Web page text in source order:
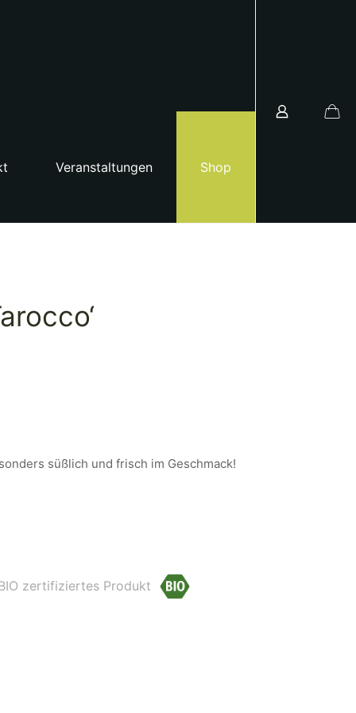
Veranstaltungen Shop
süßlich und frisch im Geschmack!
zertifiziertes Produkt